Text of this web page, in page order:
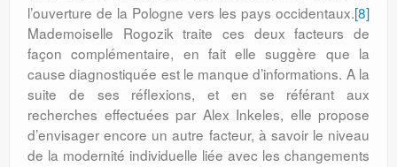
l’ouverture de la Pologne vers les pays occidentaux.[8]
Made­moiselle Rogozik traite ces deux facteurs de
façon complémentaire, en fait elle suggère que la
cause diagnostiquée est le manque d’informations. A la
suite de ses réflexions, et en se référant aux
recherches effectuées par Alex Inkeles, elle propose
d’envisager encore un autre facteur, à savoir le niveau
de la modernité individuelle liée avec les changements